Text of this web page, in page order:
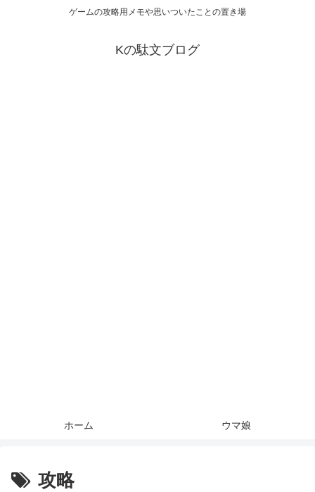
ゲームの攻略用メモや思いついたことの置き場
Kの駄文ブログ
ホーム ウマ娘
攻略